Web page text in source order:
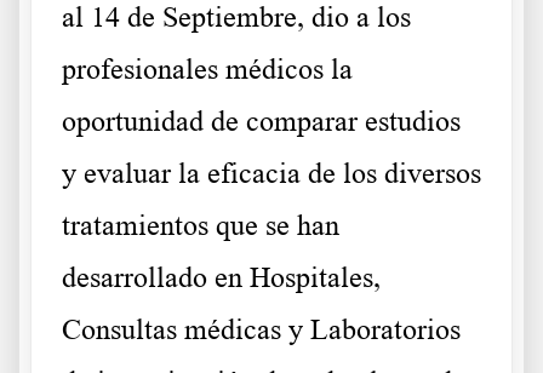
al 14 de Septiembre, dio a los
profesionales médicos la
oportunidad de comparar estudios
y evaluar la eficacia de los diversos
tratamientos que se han
desarrollado en Hospitales,
Consultas médicas y Laboratorios